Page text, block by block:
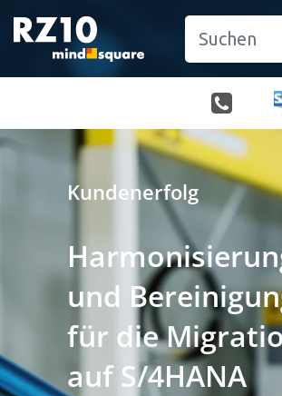
Kundenerfolg
und
für die
auf S/4HANA